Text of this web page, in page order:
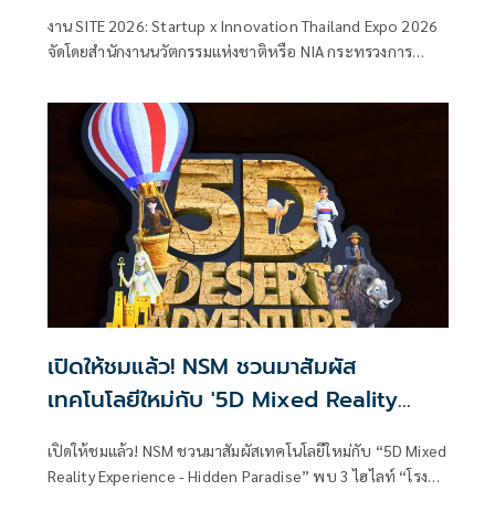
ต่อยอดนวัตกรรมไทยสู่ธุรกิจจริง
งาน SITE 2026: Startup x Innovation Thailand Expo 2026
จัดโดยสำนักงานนวัตกรรมแห่งชาติหรือ NIA กระทรวงการ
สำคัญสำหรับสตาร์ตอัป ผู้ประกอบการฐานนวัตกรรม และ
ธุรกิจเทคโนโลยีไทย ที่ต้องการหาโอกาสใหม่ในการเติบโต
เปิดให้ชมแล้ว! NSM ชวนมาสัมผัส
เทคโนโลยีใหม่กับ '5D Mixed Reality
พิพิธภัณฑ์พระรามเก้า อพวช.คลอง 5
เปิดให้ชมแล้ว! NSM ชวนมาสัมผัสเทคโนโลยีใหม่กับ “5D Mixed
Reality Experience - Hidden Paradise” พบ 3 ไฮไลท์ “โรง